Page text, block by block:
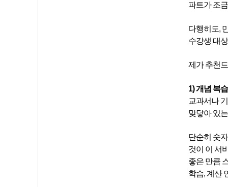
파트가 조
다행히도,
수강생 대
제가 추천
1) 개념 복
교과서나
맞닿아 있
단순히 숫
것이 이 서
좋은 만큼
학습, 계산